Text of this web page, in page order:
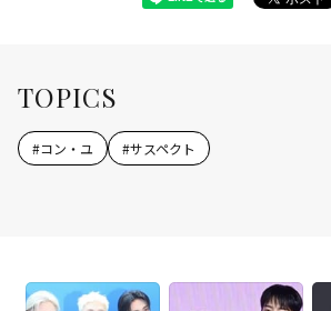
TOPICS
#コン・ユ #サスペクト